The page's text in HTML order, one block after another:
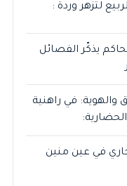
لتزهر وردة :
يذكّر الفصائل
والهوية: في راهنية
في عين منين